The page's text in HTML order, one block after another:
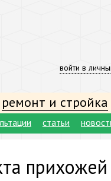
войти в
ремонт и стройка
статьи
прихожей